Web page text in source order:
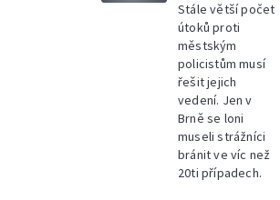
Stále větší počet
útoků proti
městským
policistům musí
řešit jejich
vedení. Jen v
Brně se loni
museli strážníci
bránit ve víc než
20ti případech.